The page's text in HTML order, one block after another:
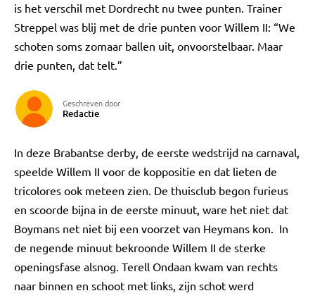
is het verschil met Dordrecht nu twee punten. Trainer
Streppel was blij met de drie punten voor Willem II: “We
schoten soms zomaar ballen uit, onvoorstelbaar. Maar
drie punten, dat telt.”
Geschreven door
Redactie
In deze Brabantse derby, de eerste wedstrijd na carnaval,
speelde Willem II voor de koppositie en dat lieten de
tricolores ook meteen zien. De thuisclub begon furieus
en scoorde bijna in de eerste minuut, ware het niet dat
Boymans net niet bij een voorzet van Heymans kon. In
de negende minuut bekroonde Willem II de sterke
openingsfase alsnog. Terell Ondaan kwam van rechts
naar binnen en schoot met links, zijn schot werd